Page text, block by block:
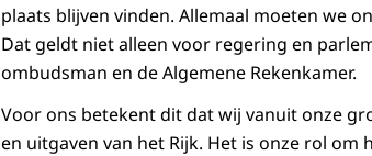
plaats blijven vinden. Allemaal moeten we
Dat geldt niet alleen voor regering en
ombudsman en de Algemene Rekenkamer.
Voor ons betekent dit dat wij vanuit onze
en uitgaven van het Rijk. Het is onze rol